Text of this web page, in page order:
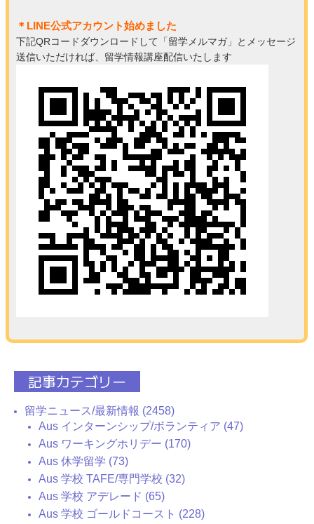
＊LINE公式アカウント始めました
下記QRコードダウンロードして「留学メルマガ」とメッセージ
送信いただければ、留学情報講座配信いたします
記事カテゴリー
留学ニュース/最新情報 (2458)
Aus インターンシップ/ボランティア (47)
Aus ワーキングホリデー (170)
Aus 休学留学 (73)
Aus 学校 TAFE/専門学校 (32)
Aus 学校 アデレード (65)
Aus 学校 ゴールドコースト (228)